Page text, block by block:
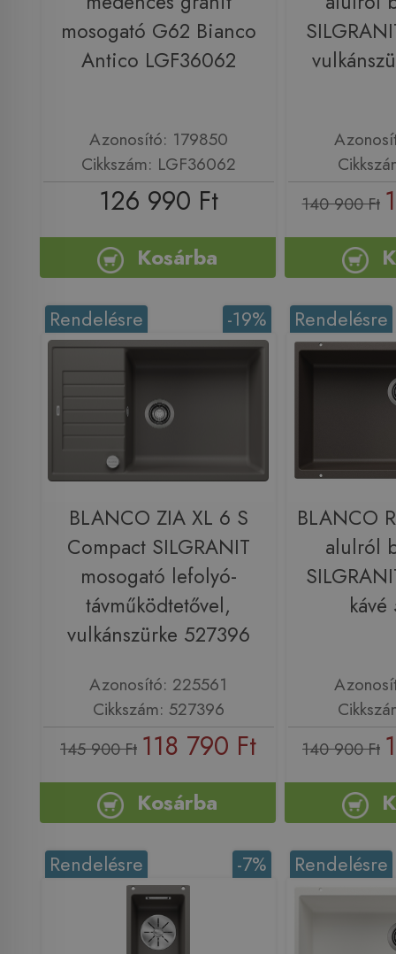
mosogató G62 Bianco
Antico LGF36062
Azonosító: 179850
Cikkszám: LGF36062
126 990 Ft
Kosárba
140 900 Ft
-19%
Rendelésre
BLANCO ZIA XL 6 S
Compact SILGRANIT
mosogató lefolyó-
távműködtetővel,
vulkánszürke 527396
Azonosító: 225561
Cikkszám: 527396
145 900 Ft 118 790 Ft
Kosárba
Rendelésre
BLANCO
alulról
140 900 Ft
-7%
Rendelésre Rendelésre